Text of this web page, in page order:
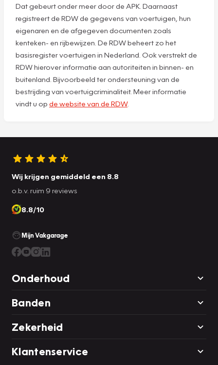
Dat gebeurt onder meer door de APK. Daarnaast
registreert de RDW de gegevens van voertuigen, hun
eigenaren en de afgegeven documenten zoals
kenteken- en rijbewijzen. De RDW beheert zo het
basisregister voertuigen in Nederland. Ook verstrekt de
RDW hierover informatie aan autoriteiten in binnen- en
buitenland. Bijvoorbeeld ter ondersteuning van de
bestrijding van voertuigcriminaliteit. Meer informatie
vindt u op de website van de RDW.
Wij krijgen gemiddeld een 8.8
o.b.v. ruim 9 reviews
8.8/10
Mijn Vakgarage
Onderhoud
Banden
Zekerheid
Klantenservice